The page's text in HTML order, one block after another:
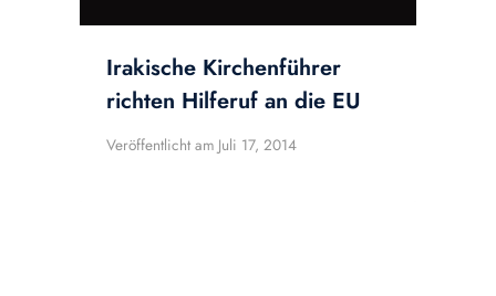
Irakische Kirchenführer
richten Hilferuf an die EU
Veröffentlicht am Juli 17, 2014